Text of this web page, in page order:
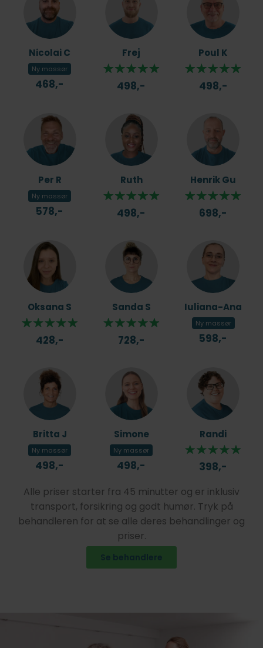
Nicolai C
Ny massør
468,-
Frej
498,-
Poul K
498,-
Per R
Ny massør
578,-
Ruth
498,-
Henrik Gu
698,-
Oksana S
428,-
Sanda S
728,-
Iuliana-Ana
Ny massør
598,-
Britta J
Ny massør
498,-
Simone
Ny massør
498,-
Randi
398,-
Alle priser starter fra 45 minutter og er inklusiv
transport, forsikring og godt humør. Tryk på
behandleren for at se alle deres behandlinger og
priser.
Se behandlere